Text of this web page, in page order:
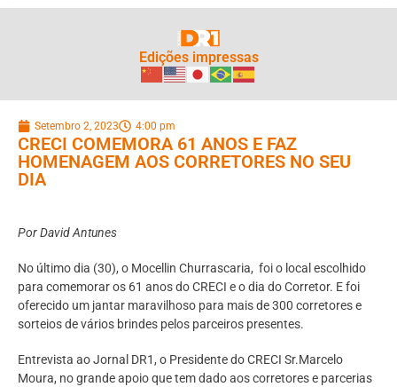
Edições impressas
Setembro 2, 2023 4:00 pm
CRECI COMEMORA 61 ANOS E FAZ
HOMENAGEM AOS CORRETORES NO SEU
DIA
Por David Antunes
No último dia (30), o Mocellin Churrascaria, foi o local escolhido
para comemorar os 61 anos do CRECI e o dia do Corretor. E foi
oferecido um jantar maravilhoso para mais de 300 corretores e
sorteios de vários brindes pelos parceiros presentes.
Entrevista ao Jornal DR1, o Presidente do CRECI Sr.Marcelo
Moura, no grande apoio que tem dado aos corretores e parcerias